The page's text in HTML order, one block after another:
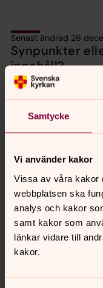
Samtycke
Vi använder kakor
Vissa av våra kakor
webbplatsen ska
analys och kakor
samt kakor som
länkar vidare till
kakor.
Senast ändrad 26
Synpunkter
innehåll?
Kontakt
Kalender